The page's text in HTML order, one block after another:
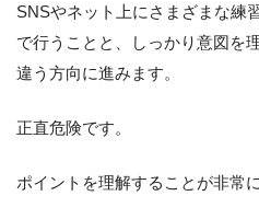
SNSやネット上にさまざまな練
で行うことと、しっかり意図を
違う方向に進みます。
正直危険です。
ポイントを理解することが非常に